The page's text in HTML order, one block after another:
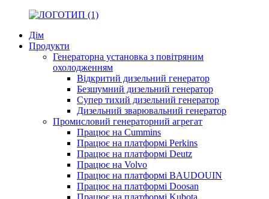
Дім
Продукти
Генераторна установка з повітряним
охолодженням
Відкритий дизельний генератор
Безшумний дизельний генератор
Супер тихий дизельний генератор
Дизельний зварювальний генератор
Промисловий генераторний агрегат
Працює на Cummins
Працює на платформі Perkins
Працює на платформі Deutz
Працює на Volvo
Працює на платформі BAUDOUIN
Працює на платформі Doosan
Працює на платформі Kubota